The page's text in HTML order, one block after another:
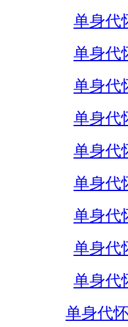
单身代
单身代
单身代
单身代
单身代
单身代
单身代
单身代
单身代
单身代